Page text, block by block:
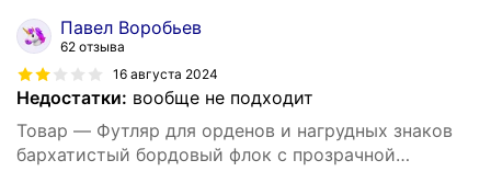
Павел Воробьев
62 отзыва
16 августа 2024
Недостатки: вообще не подходит
Товар — Футляр для орденов и нагрудных знаков
бархатистый бордовый флок с прозрачной